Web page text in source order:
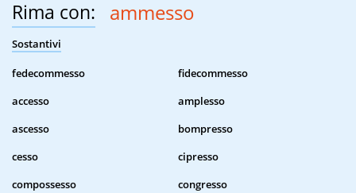
Rima con: ammesso
Sostantivi
fedecommesso
fidecommesso
accesso
amplesso
ascesso
bompresso
cesso
cipresso
compossesso
congresso